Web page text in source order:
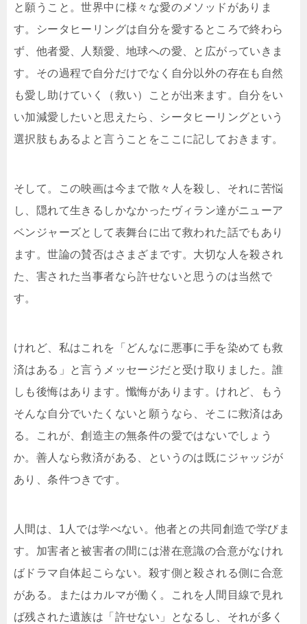
と願うこと。世界中に様々な愛のメソッドがありま
す。シータヒーリングは自分を愛するところで終わら
ず、他者愛、人類愛、地球への愛、と広がっていきま
す。その過程で自分だけでなく自分以外の存在も自然
も愛し助けていく（救い）ことが出来ます。自分をい
い加減愛したいと思えたら、シータヒーリングという
選択肢もあるよと言うことをここに記しておきます。
そして。この映画は今まで散々人を殺し、それに苦悩
し、隠れて生きるしかなかったヴィラン達がニューア
ベンジャーズとして表舞台に出て救われた話でもあり
ます。世論の賛否はさまざまです。大切な人を殺され
た、害された当事者なら許せないと思うのは当然で
す。
けれど、私はこれを「どんなに悪事に手を染めても救
済はある」と言うメッセージだと受け取りました。誰
しも後悔はあります。懺悔があります。けれど、もう
そんな自分でいたくないと願うなら、そこに救済はあ
る。これが、創造主の無条件の愛ではないでしょう
か。善人なら救済がある、というのは既にジャッジが
あり、条件つきです。
人間は、1人では学べない。他者との共同創造で学びま
す。加害者と被害者の間には潜在意識の合意がなけれ
ばドラマ自体起こらない。殺す側と殺される側に合意
がある。またはカルマが働く。これを人間目線で見れ
ば残された遺族は「許せない」となるし、それが多く